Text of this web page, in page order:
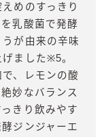
めのすっきり
乳酸菌で発酵
が由来の辛味
ました※5。
、レモンの酸
妙なバランス
きり飲みやす
ジンジャーエ